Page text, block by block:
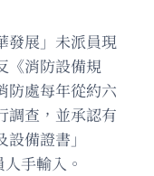
發展」未派員現
《消防設備規
防處每年從約六
調查，並承認有
備證書」
手輸入。